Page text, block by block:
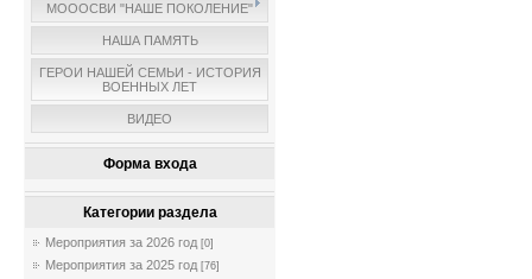
МОООСВИ "НАШЕ ПОКОЛЕНИЕ"
НАША ПАМЯТЬ
ГЕРОИ НАШЕЙ СЕМЬИ - ИСТОРИЯ
ВОЕННЫХ ЛЕТ
ВИДЕО
Форма входа
Категории раздела
Мероприятия за 2026 год [0]
Мероприятия за 2025 год [76]